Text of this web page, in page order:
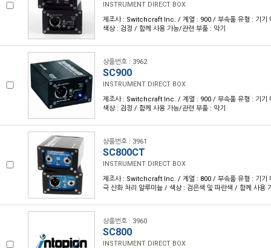
INSTRUMENT DIRECT BOX
제조사 : Switchcraft Inc. / 계열 : 900 / 부속품 유형 : 기기
색상 : 검정 / 함께 사용 가능/관련 부품 : 악기
상품번호 : 3962
SC900
INSTRUMENT DIRECT BOX
제조사 : Switchcraft Inc. / 계열 : 900 / 부속품 유형 : 기기
색상 : 검정 / 함께 사용 가능/관련 부품 : 악기
상품번호 : 3961
SC800CT
INSTRUMENT DIRECT BOX
제조사 : Switchcraft Inc. / 계열 : 800 / 부속품 유형 : 기기
극 산화 처리 알루미늄 / 색상 : 검은색 및 파란색 / 함께 사용
상품번호 : 3960
SC800
INSTRUMENT DIRECT BOX